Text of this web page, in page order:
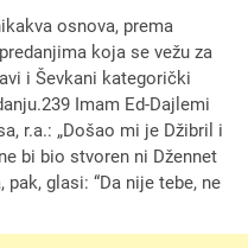
osnova, prema
koja se vežu za
i Ševkani kategorički
Imam Ed-Dajlemi
r.a.: „Došao mi je Džibril i
bi bio stvoren ni Džennet
pak, glasi: “Da nije tebe, ne